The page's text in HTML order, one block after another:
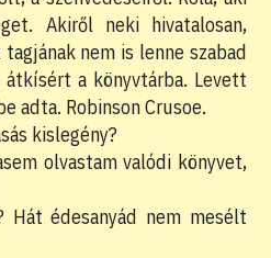
Akiről neki hivatalosan,
nem is lenne szabad
a könyvtárba. Levett
adta. Robinson Crusoe.
kislegény?
olvastam valódi könyvet,
Hát édesanyád nem mesélt